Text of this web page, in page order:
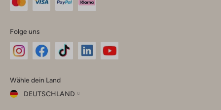
Folge uns
Instagram
Facebook
TikTok
Wähle dein Land
DEUTSCHLAND